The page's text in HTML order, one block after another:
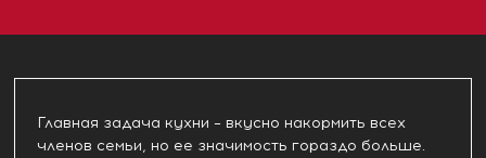
Главная задача кухни – вкусно накормить всех
членов семьи, но ее значимость гораздо больше.